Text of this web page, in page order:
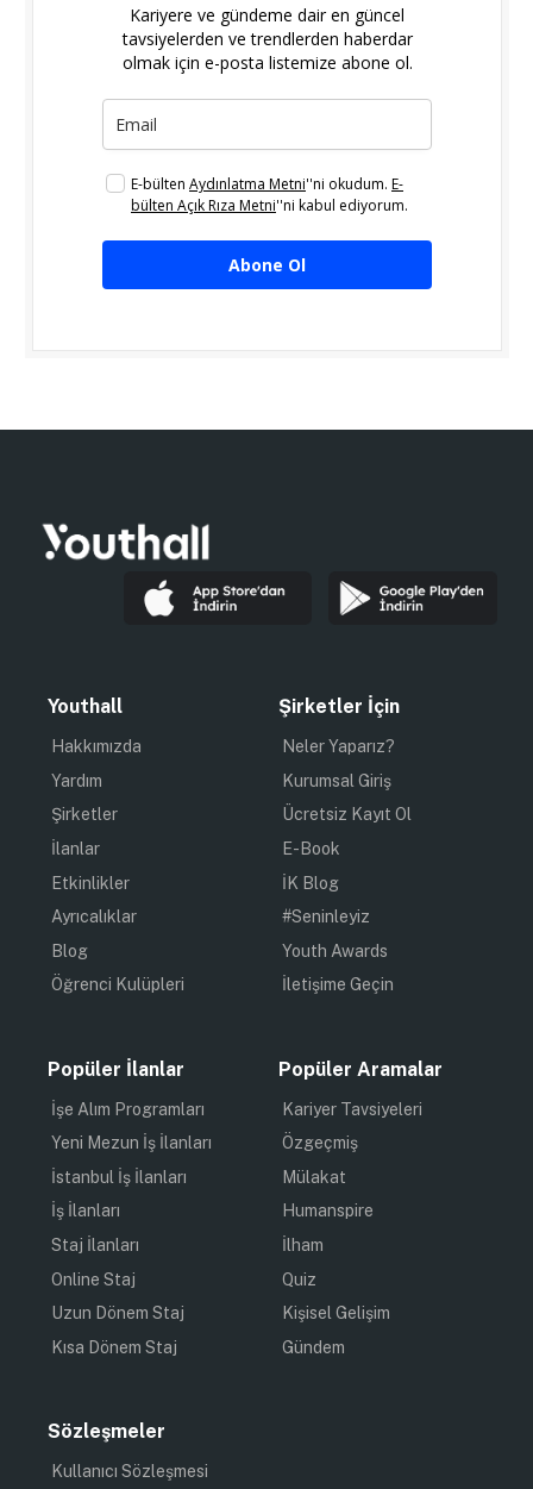
Kariyere ve gündeme dair en güncel
tavsiyelerden ve trendlerden haberdar
olmak için e-posta listemize abone ol.
E-bülten Aydınlatma Metni''ni okudum. E-
bülten Açık Rıza Metni''ni kabul ediyorum.
Abone Ol
Youthall
Hakkımızda
Yardım
Şirketler
İlanlar
Etkinlikler
Ayrıcalıklar
Blog
Öğrenci Kulüpleri
Şirketler İçin
Neler Yaparız?
Kurumsal Giriş
Ücretsiz Kayıt Ol
E-Book
İK Blog
#Seninleyiz
Youth Awards
İletişime Geçin
Popüler İlanlar
İşe Alım Programları
Yeni Mezun İş İlanları
İstanbul İş İlanları
İş İlanları
Staj İlanları
Online Staj
Uzun Dönem Staj
Kısa Dönem Staj
Popüler Aramalar
Kariyer Tavsiyeleri
Özgeçmiş
Mülakat
Humanspire
İlham
Quiz
Kişisel Gelişim
Gündem
Sözleşmeler
Kullanıcı Sözleşmesi